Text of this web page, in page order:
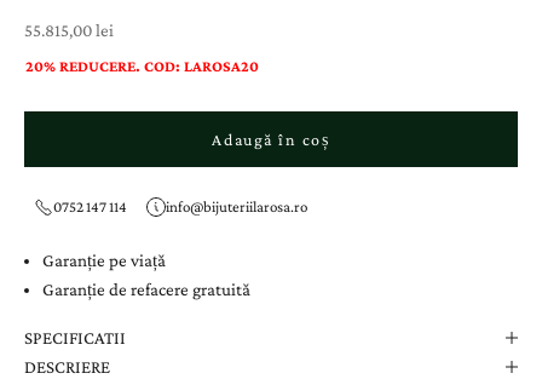
Preț cu reducere
55.815,00 lei
20% REDUCERE. COD: LAROSA20
Adaugă în coș
0752 147 114 info@bijuteriilarosa.ro
Garanție pe viață
Garanție de refacere gratuită
SPECIFICATII
DESCRIERE